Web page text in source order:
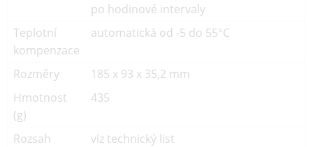
po hodinové intervaly
Teplotní
kompenzace
automatická od -5 do 55°C
Rozměry
185 x 93 x 35,2 mm
Hmotnost
(g)
435
Rozsah
viz technický list